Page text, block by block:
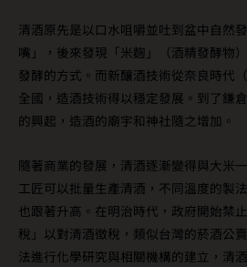
清酒原先是以口水咀嚼並吐到盆中自然
嘴」，後來發現「米麴」（酒精發酵物
發酵的方式。而新釀酒技術從奈良時代
全國，造酒技術得以穩定發展。到了鎌
的興起，造酒的廟宇和神社隨之增加。
隨著商業的發展，清酒逐漸變得與大米
工匠可以批量生產清酒，不同溫度的製
也跟著升高。在明治時代，政府開始禁
稅」以對清酒徵稅，類似台灣的菸酒公
法進行化學研究與相關機構的建立，清